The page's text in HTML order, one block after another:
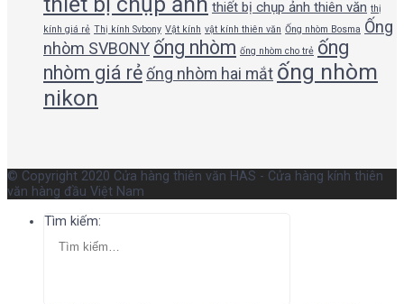
thiết bị chụp ảnh thiên văn thị
kính giá rẻ Thị kính Svbony Vật kính vật kính thiên văn Ống nhòm Bosma Ống
nhòm SVBONY ống nhòm ống nhòm cho trẻ ống
nhòm giá rẻ ống nhòm hai mắt ống nhòm
nikon
© Copyright 2020 Cửa hàng thiên văn HAS - Cửa hàng kính thiên
văn hàng đầu Việt Nam
Tìm kiếm: